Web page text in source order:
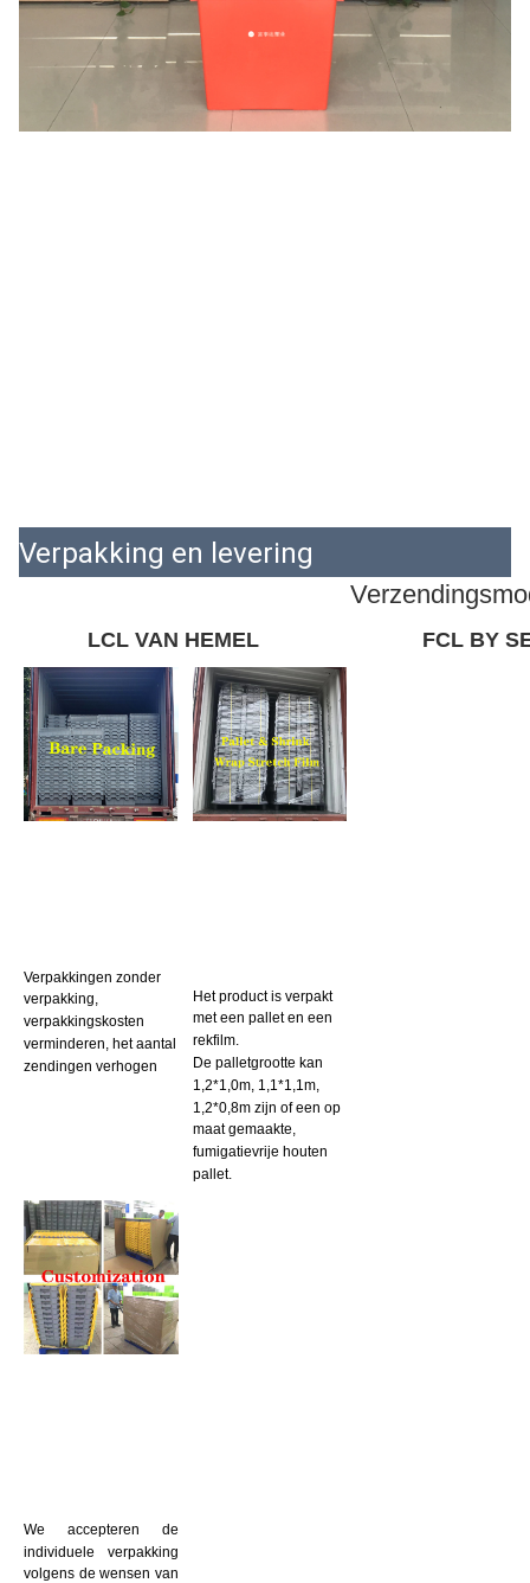
Verpakking en levering
LCL VAN HEMEL FCL BY
Verpakkingen zonder
verpakking,
verpakkingskosten
verminderen, het aantal
zendingen verhogen
Het product is verpakt
met een pallet en een
rekfilm.
De palletgrootte kan
1,2*1,0m, 1,1*1,1m,
1,2*0,8m zijn of een op
maat gemaakte,
fumigatievrije houten
pallet.
We accepteren de
individuele verpakking
volgens de wensen van